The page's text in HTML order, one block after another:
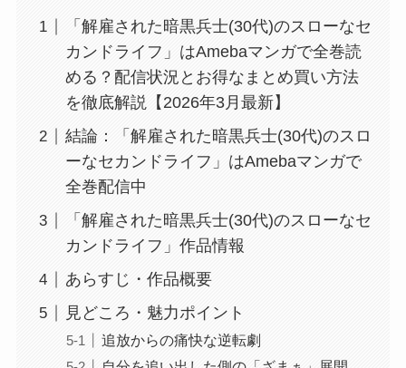
「解雇された暗黒兵士(30代)のスローなセ
カンドライフ」はAmebaマンガで全巻読
める？配信状況とお得なまとめ買い方法
を徹底解説【2026年3月最新】
結論：「解雇された暗黒兵士(30代)のスロ
ーなセカンドライフ」はAmebaマンガで
全巻配信中
「解雇された暗黒兵士(30代)のスローなセ
カンドライフ」作品情報
あらすじ・作品概要
見どころ・魅力ポイント
追放からの痛快な逆転劇